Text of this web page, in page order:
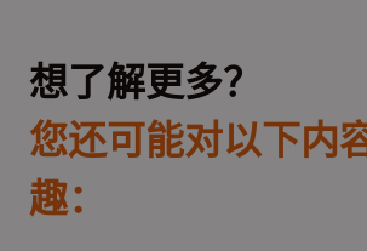
想了解更多？
您还可能对以下内
趣：